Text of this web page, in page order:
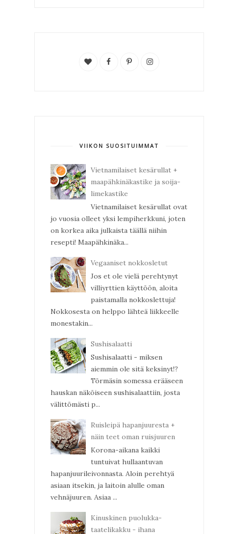
VIIKON SUOSITUIMMAT
Vietnamilaiset kesärullat +
maapähkinäkastike ja soija-
limekastike
Vietnamilaiset kesärullat ovat
jo vuosia olleet yksi lempiherkkuni, joten
on korkea aika julkaista täällä niihin
resepti! Maapähkinäka...
Vegaaniset nokkosletut
Jos et ole vielä perehtynyt
villiyrttien käyttöön, aloita
paistamalla nokkoslettuja!
Nokkosesta on helppo lähteä liikkeelle
monestakin...
Sushisalaatti
Sushisalaatti - miksen
aiemmin ole sitä keksinyt!?
Törmäsin somessa erääseen
hauskan näköiseen sushisalaattiin, josta
välittömästi p...
Ruisleipä hapanjuuresta +
näin teet oman ruisjuuren
Korona-aikana kaikki
tuntuivat hullaantuvan
hapanjuurileivonnasta. Aloin perehtyä
asiaan itsekin, ja laitoin alulle oman
vehnäjuuren. Asiaa ...
Kinuskinen puolukka-
taatelikakku - ihana